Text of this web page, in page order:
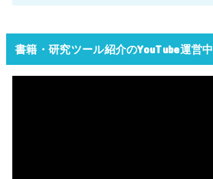
書籍・研究ツール紹介のYouTube運営中